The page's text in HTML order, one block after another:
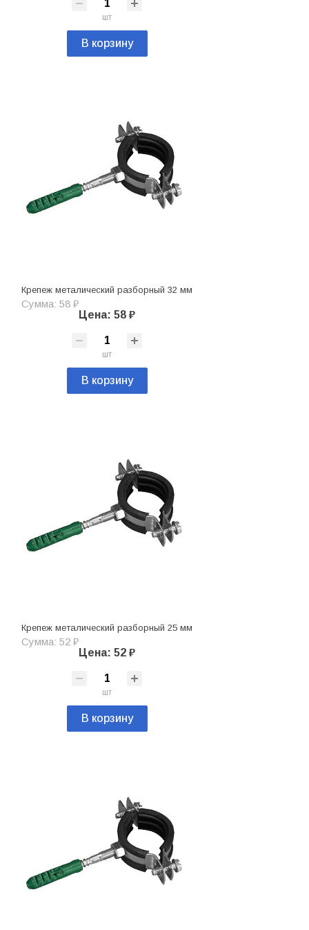
шт
В корзину
Крепеж металический разборный 32 мм
Сумма: 58 ₽
Цена: 58 ₽
шт
В корзину
Крепеж металический разборный 25 мм
Сумма: 52 ₽
Цена: 52 ₽
шт
В корзину